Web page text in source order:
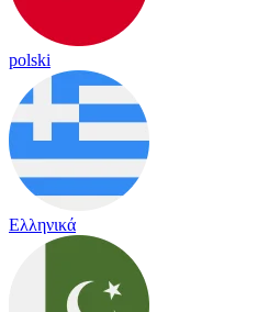
polski
Ελληνικά